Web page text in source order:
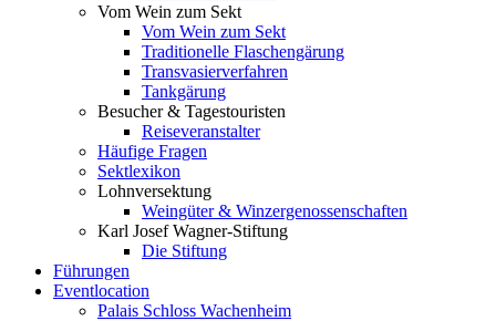
Vom Wein zum Sekt
Vom Wein zum Sekt
Traditionelle Flaschengärung
Transvasierverfahren
Tankgärung
Besucher & Tagestouristen
Reiseveranstalter
Häufige Fragen
Sektlexikon
Lohnversektung
Weingüter & Winzergenossenschaften
Karl Josef Wagner-Stiftung
Die Stiftung
Führungen
Eventlocation
Palais Schloss Wachenheim